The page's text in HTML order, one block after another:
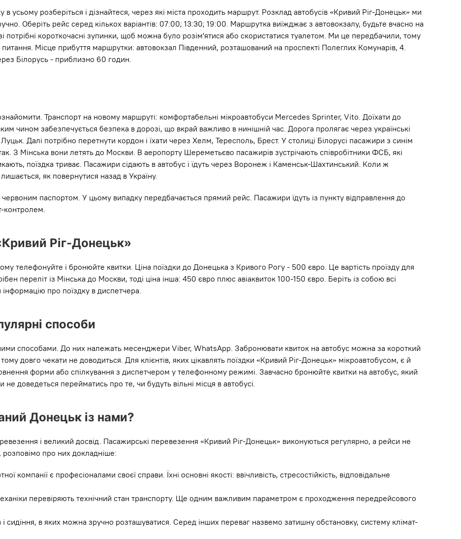
усьому розберіться і дізнайтеся, через які міста проходить маршрут. Розклад автобусів «Кривий Ріг-Донецьк» ми
Оберіть рейс серед кількох варіантів: 07:00; 13:30; 19:00. Маршрутка виїжджає з автовокзалу, будьте вчасно на
потрібні короткочасні зупинки, щоб можна було розім'ятися або скористатися туалетом. Ми це передбачили, тому
Місце прибуття маршрутки: автовокзал Південний, розташований на проспекті Полеглих Комунарів, 4.
Білорусь - приблизно 60 годин.
Транспорт на новому маршруті: комфортабельні мікроавтобуси Mercedes Sprinter, Vito. Доїхати до
чином забезпечується безпека в дорозі, що вкрай важливо в нинішній час. Дорога пролягає через українські
Далі потрібно перетнути кордон і їхати через Хелм, Тересполь, Брест. У столиці Білорусі пасажири з синім
З Мінська вони летять до Москви. В аеропорту Шереметьєво пасажирів зустрічають співробітники ФСБ, які
поїздка триває. Пасажири сідають в автобус і їдуть через Воронеж і Каменськ-Шахтинський. Коли ж
як повернутися назад в Україну.
паспортом. У цьому випадку передбачається прямий рейс. Пасажири їдуть із пункту відправлення до
контролем.
Ріг-Донецьк»
телефонуйте і бронюйте квитки. Ціна поїздки до Донецька з Кривого Рогу - 500 євро. Це вартість проїзду для
переліт із Мінська до Москви, тоді ціна інша: 450 євро плюс авіаквиток 100-150 євро. Беріть із собою всі
про поїздку в диспетчера.
способи
способами. До них належать месенджери Viber, WhatsApp. Забронювати квиток на автобус можна за короткий
довго чекати не доводиться. Для клієнтів, яких цікавлять поїздки «Кривий Ріг-Донецьк» мікроавтобусом, є й
форми або спілкування з диспетчером у телефонному режимі. Завчасно бронюйте квитки на автобус, який
доведеться перейматись про те, чи будуть вільні місця в автобусі.
Донецьк із нами?
і великий досвід. Пасажирські перевезення «Кривий Ріг-Донецьк» виконуються регулярно, а рейси не
про них докладніше:
компанії є професіоналами своєї справи. Їхні основні якості: ввічливість, стресостійкість, відповідальне
перевіряють технічний стан транспорту. Ще одним важливим параметром є проходження передрейсового
сидіння, в яких можна зручно розташуватися. Серед інших переваг назвемо затишну обстановку, систему клімат-